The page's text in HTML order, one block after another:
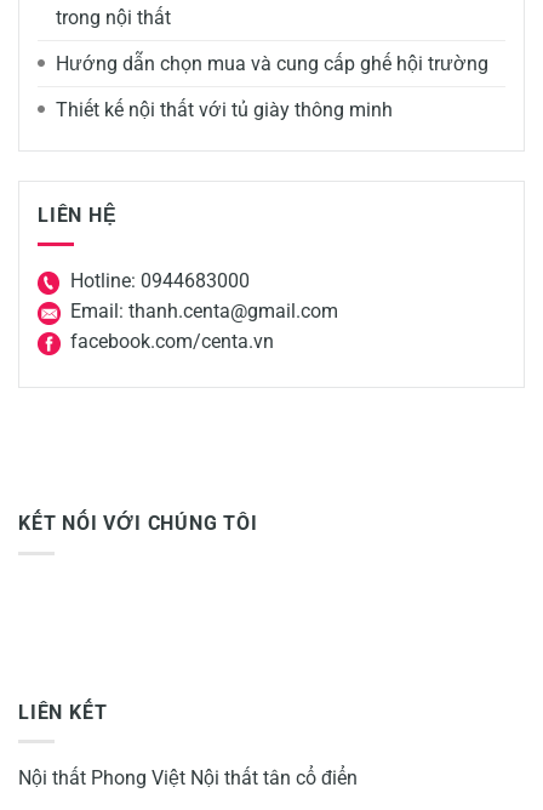
trong nội thất
Hướng dẫn chọn mua và cung cấp ghế hội trường
Thiết kế nội thất với tủ giày thông minh
LIÊN HỆ
Hotline: 0944683000
Email: thanh.centa@gmail.com
facebook.com/centa.vn
KẾT NỐI VỚI CHÚNG TÔI
LIÊN KẾT
Nội thất Phong Việt Nội thất tân cổ điển